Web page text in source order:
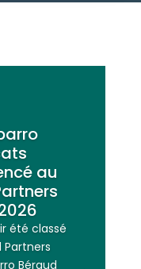
au
été classé
Béraud